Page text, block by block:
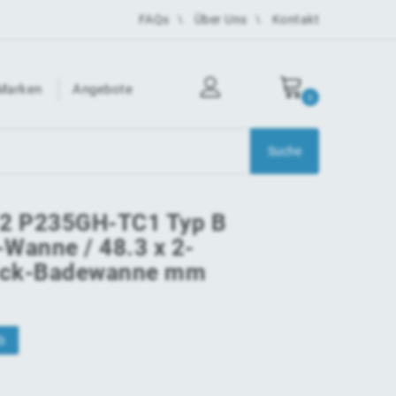
FAQs Über Uns Kontakt
Angebote
P235GH-TC1 Typ B
/ 48.3 x 2-
Badewanne mm